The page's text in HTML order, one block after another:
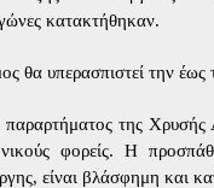
κατακτήθηκαν.
θα υπερασπιστεί την έως
της Χρυσής
φορείς. Η
είναι βλάσφημη και